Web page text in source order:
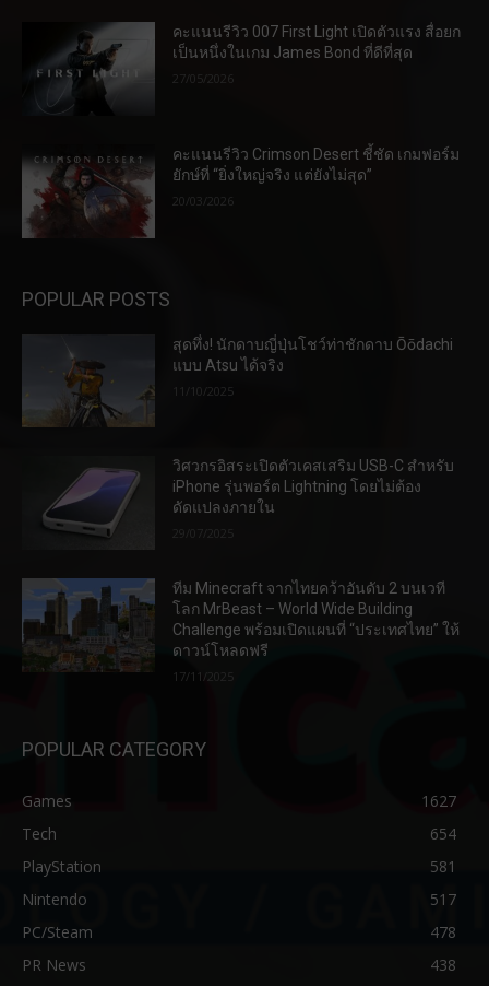
คะแนนรีวิว 007 First Light เปิดตัวแรง สื่อยก
เป็นหนึ่งในเกม James Bond ที่ดีที่สุด
27/05/2026
คะแนนรีวิว Crimson Desert ชี้ชัด เกมฟอร์ม
ยักษ์ที่ “ยิ่งใหญ่จริง แต่ยังไม่สุด”
20/03/2026
POPULAR POSTS
สุดทึ่ง! นักดาบญี่ปุ่นโชว์ท่าชักดาบ Ōōdachi
แบบ Atsu ได้จริง
11/10/2025
วิศวกรอิสระเปิดตัวเคสเสริม USB-C สำหรับ
iPhone รุ่นพอร์ต Lightning โดยไม่ต้อง
ดัดแปลงภายใน
ทีม Minecraft จากไทยคว้าอันดับ 2 บนเวที
โลก MrBeast – World Wide Building
Challenge พร้อมเปิดแผนที่ “ประเทศไทย” ให้
ดาวน์โหลดฟรี
17/11/2025
POPULAR CATEGORY
Games
1627
Tech
654
PlayStation
581
Nintendo
517
PC/Steam
478
PR News
438